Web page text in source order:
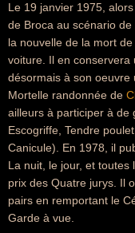
Le 19 janvier 1975,
de Broca au scénario
la nouvelle de la mort
voiture. Il en conservera
désormais à son
Mortelle randonnée de
ailleurs à participer à de
Escogriffe, Tendre
Canicule). En 1978, il
La nuit, le jour, et
prix des Quatre jurys. Il
pairs en remportant le
Garde à vue.